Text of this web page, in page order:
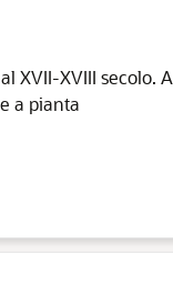
XVII-XVIII secolo. A
a pianta